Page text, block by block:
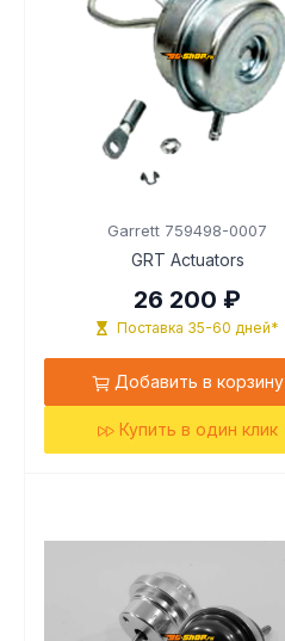
Garrett 759498-0007
GRT Actuators
26 200 ₽
Поставка 35-60 дней*
Добавить в корзину
Купить в один клик